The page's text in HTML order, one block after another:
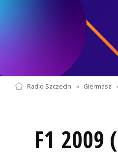
Radio Szczecin » Giermasz
F1 2009